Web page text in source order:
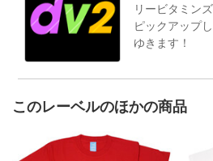
リービタミン
ピックアップ
ゆきます！
このレーベルのほかの商品